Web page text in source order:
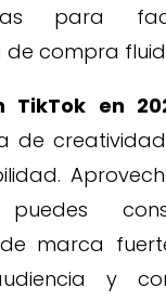
para
de compra
TikTok en
de
puedes
marca
y